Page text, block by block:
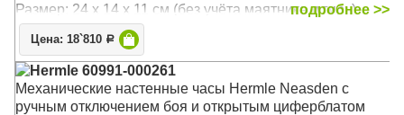
Размер: 24 х 14 х 11 см (без учёта маятника и гирь)
подробнее >>
Цена: 18`810 Р
Hermle 60991-000261
Механические настенные часы Hermle Neasden с
ручным отключением боя и открытым циферблатом